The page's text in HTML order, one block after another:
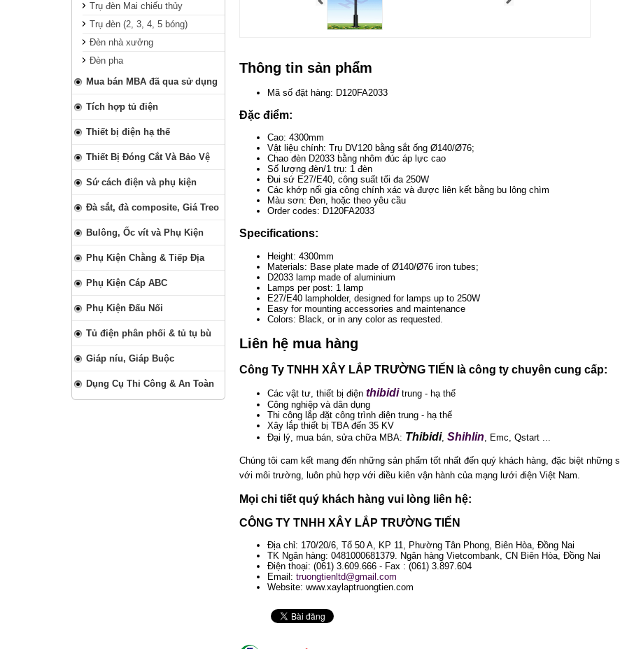
Trụ đèn Mai chiếu thủy
Trụ đèn (2, 3, 4, 5 bóng)
Đèn nhà xưởng
Đèn pha
Mua bán MBA đã qua sử dụng
Tích hợp tủ điện
Thiết bị điện hạ thế
Thiết Bị Đóng Cắt Và Bảo Vệ
Sứ cách điện và phụ kiện
Đà sắt, đà composite, Giá Treo
Bulông, Ốc vít và Phụ Kiện
Phụ Kiện Chằng & Tiếp Địa
Phụ Kiện Cáp ABC
Phụ Kiện Đấu Nối
Tủ điện phân phối & tủ tụ bù
Giáp níu, Giáp Buộc
Dụng Cụ Thi Công & An Toàn
Thông tin sản phẩm
Mã số đặt hàng: D120FA2033
Đặc điểm:
Cao: 4300mm
Vật liệu chính: Trụ DV120 bằng sắt ống Ø140/Ø76;
Chao đèn D2033 bằng nhôm đúc áp lực cao
Số lượng đèn/1 trụ: 1 đèn
Đui sứ E27/E40, công suất tối đa 250W
Các khớp nối gia công chính xác và được liên kết bằng bu lông chìm
Màu sơn: Đen, hoặc theo yêu cầu
Order codes: D120FA2033
Specifications:
Height: 4300mm
Materials: Base plate made of Ø140/Ø76 iron tubes;
D2033 lamp made of aluminium
Lamps per post: 1 lamp
E27/E40 lampholder, designed for lamps up to 250W
Easy for mounting accessories and maintenance
Colors: Black, or in any color as requested.
Liên hệ mua hàng
Công Ty TNHH XÂY LẮP TRƯỜNG TIẾN là công ty chuyên cung cấp:
Các vật tư, thiết bị điện thibidi trung - hạ thế
Công nghiệp và dân dụng
Thi công lắp đặt công trình điện trung - hạ thế
Xây lắp thiết bị TBA đến 35 KV
Đại lý, mua bán, sửa chữa MBA: Thibidi, Shihlin, Emc, Qstart ...
Chúng tôi cam kết mang đến những sản phẩm tốt nhất đến quý khách hàng, đặc biệt những
với môi trường, luôn phù hợp với điều kiên vận hành của mạng lưới điện Việt Nam.
Mọi chi tiết quý khách hàng vui lòng liên hệ:
CÔNG TY TNHH XÂY LẮP TRƯỜNG TIẾN
Địa chỉ: 170/20/6, Tổ 50 A, KP 11, Phường Tân Phong, Biên Hòa, Đồng Nai
TK Ngân hàng: 0481000681379. Ngân hàng Vietcombank, CN Biên Hòa, Đồng Nai
Điện thoại: (061) 3.609.666 - Fax : (061) 3.897.604
Email: truongtienltd@gmail.com
Website: www.xaylaptruongtien.com